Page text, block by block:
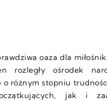
oaza dla
rozległy ośrodek
o różnym stopniu
jak i